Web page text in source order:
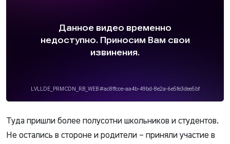
Туда пришли более полусотни школьников и студентов.
Не остались в стороне и родители – приняли участие в